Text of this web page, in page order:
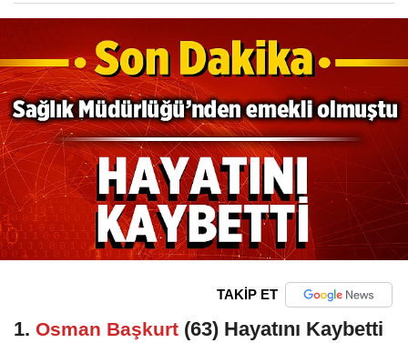
TAKİP ET
1. Osman Başkurt (63) Hayatını Kaybetti